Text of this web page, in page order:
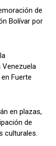
de
Bolívar por
Fuerte
en plazas,
de
culturales.